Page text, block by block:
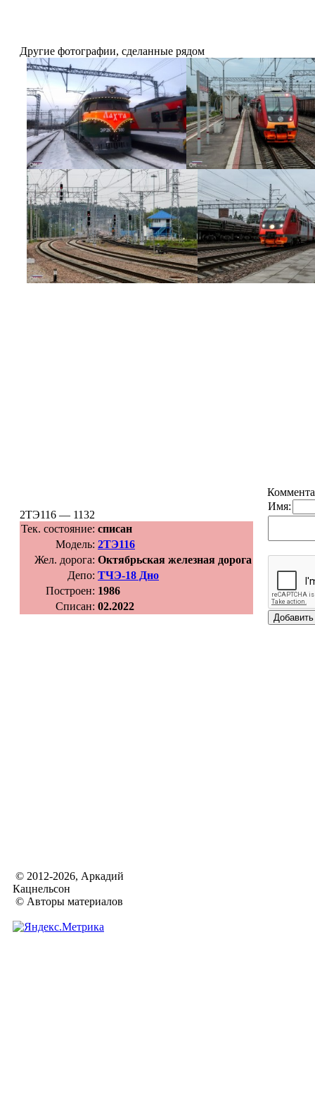
Другие фотографии, сделанные рядом
2ТЭ116 — 1132
Тек. состояние: списан
Модель: 2ТЭ116
Жел. дорога: Октябрьская железная дорога
Депо: ТЧЭ-18 Дно
Построен: 1986
Списан: 02.2022
Имя:
© 2012-2026, Аркадий
Кацнельсон
© Авторы материалов